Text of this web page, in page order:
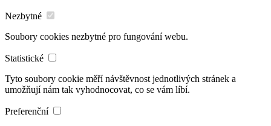
Nezbytné
Soubory cookies nezbytné pro fungování webu.
Statistické
Tyto soubory cookie měří návštěvnost jednotlivých stránek a
umožňují nám tak vyhodnocovat, co se vám líbí.
Preferenční